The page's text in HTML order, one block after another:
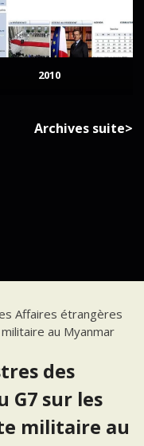
2010
Archives suite>
Affaires étrangères
au Myanmar
des
G7 sur les
militaire au